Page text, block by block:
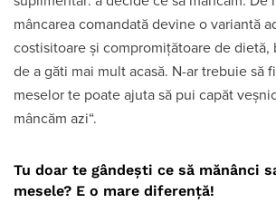
mâncarea comandată devine o variantă
costisitoare și compromițătoare de
de a găti mai mult acasă. N-ar trebuie să
meselor te poate ajuta să pui capăt
mâncăm azi“.
Tu doar te gândești ce să mănânci
mesele? E o mare diferență!